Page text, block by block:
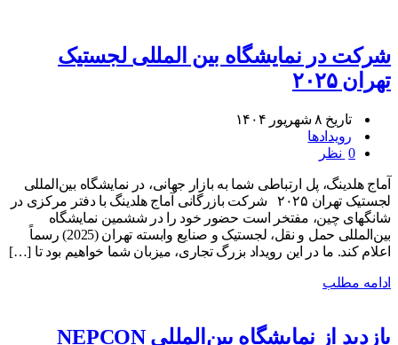
شرکت در نمایشگاه بین المللی لجستیک
تهران ۲۰۲۵
تاریخ ۸ شهریور ۱۴۰۴
رویدادها
0 نظر
آماج هلدینگ، پل ارتباطی شما به بازار جهانی، در نمایشگاه بین‌المللی
لجستیک تهران ۲۰۲۵ شرکت بازرگانی آماج هلدینگ با دفتر مرکزی در
شانگهای چین، مفتخر است حضور خود را در ششمین نمایشگاه
بین‌المللی حمل و نقل، لجستیک و صنایع وابسته تهران (2025) رسماً
اعلام کند. ما در این رویداد بزرگ تجاری، میزبان شما خواهیم بود تا […]
ادامه مطلب
بازدید از نمایشگاه بین‌المللی NEPCON